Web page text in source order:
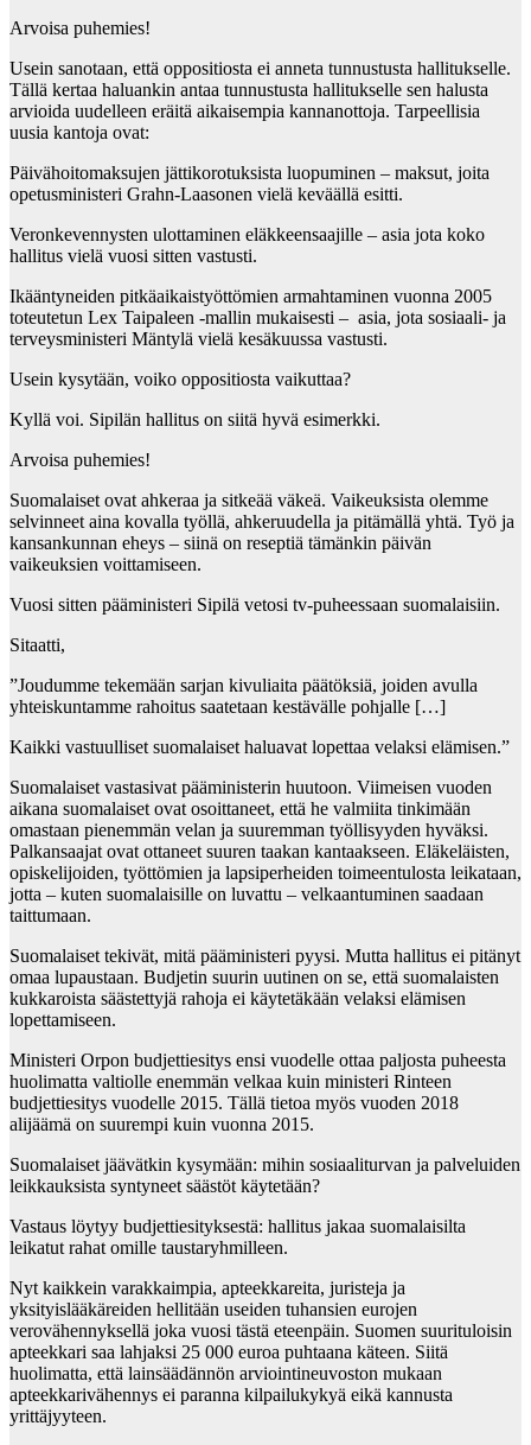
Arvoisa puhemies!
Usein sanotaan, että oppositiosta ei anneta tunnustusta hallitukselle.
Tällä kertaa haluankin antaa tunnustusta hallitukselle sen halusta
arvioida uudelleen eräitä aikaisempia kannanottoja. Tarpeellisia
uusia kantoja ovat:
Päivähoitomaksujen jättikorotuksista luopuminen – maksut, joita
opetusministeri Grahn-Laasonen vielä keväällä esitti.
Veronkevennysten ulottaminen eläkkeensaajille – asia jota koko
hallitus vielä vuosi sitten vastusti.
Ikääntyneiden pitkäaikaistyöttömien armahtaminen vuonna 2005
toteutetun Lex Taipaleen -mallin mukaisesti – asia, jota sosiaali- ja
terveysministeri Mäntylä vielä kesäkuussa vastusti.
Usein kysytään, voiko oppositiosta vaikuttaa?
Kyllä voi. Sipilän hallitus on siitä hyvä esimerkki.
Arvoisa puhemies!
Suomalaiset ovat ahkeraa ja sitkeää väkeä. Vaikeuksista olemme
selvinneet aina kovalla työllä, ahkeruudella ja pitämällä yhtä. Työ ja
kansankunnan eheys – siinä on reseptiä tämänkin päivän
vaikeuksien voittamiseen.
Vuosi sitten pääministeri Sipilä vetosi tv-puheessaan suomalaisiin.
Sitaatti,
”Joudumme tekemään sarjan kivuliaita päätöksiä, joiden avulla
yhteiskuntamme rahoitus saatetaan kestävälle pohjalle […]
Kaikki vastuulliset suomalaiset haluavat lopettaa velaksi elämisen.”
Suomalaiset vastasivat pääministerin huutoon. Viimeisen vuoden
aikana suomalaiset ovat osoittaneet, että he valmiita tinkimään
omastaan pienemmän velan ja suuremman työllisyyden hyväksi.
Palkansaajat ovat ottaneet suuren taakan kantaakseen. Eläkeläisten,
opiskelijoiden, työttömien ja lapsiperheiden toimeentulosta leikataan,
jotta – kuten suomalaisille on luvattu – velkaantuminen saadaan
taittumaan.
Suomalaiset tekivät, mitä pääministeri pyysi. Mutta hallitus ei pitänyt
omaa lupaustaan. Budjetin suurin uutinen on se, että suomalaisten
kukkaroista säästettyjä rahoja ei käytetäkään velaksi elämisen
lopettamiseen.
Ministeri Orpon budjettiesitys ensi vuodelle ottaa paljosta puheesta
huolimatta valtiolle enemmän velkaa kuin ministeri Rinteen
budjettiesitys vuodelle 2015. Tällä tietoa myös vuoden 2018
alijäämä on suurempi kuin vuonna 2015.
Suomalaiset jäävätkin kysymään: mihin sosiaaliturvan ja palveluiden
leikkauksista syntyneet säästöt käytetään?
Vastaus löytyy budjettiesityksestä: hallitus jakaa suomalaisilta
leikatut rahat omille taustaryhmilleen.
Nyt kaikkein varakkaimpia, apteekkareita, juristeja ja
yksityislääkäreiden hellitään useiden tuhansien eurojen
verovähennyksellä joka vuosi tästä eteenpäin. Suomen suurituloisin
apteekkari saa lahjaksi 25 000 euroa puhtaana käteen. Siitä
huolimatta, että lainsäädännön arviointineuvoston mukaan
apteekkarivähennys ei paranna kilpailukykyä eikä kannusta
yrittäjyyteen.